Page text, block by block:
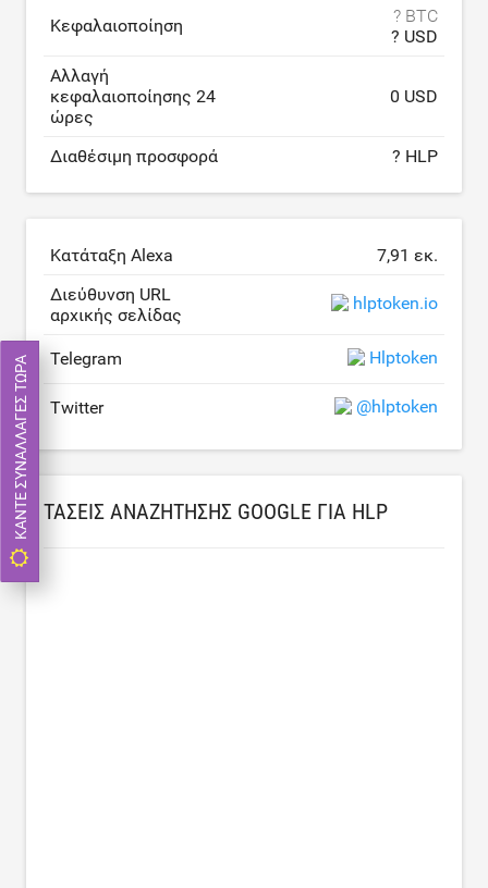
Κεφαλαιοποίηση
? BTC
? USD
Αλλαγή
κεφαλαιοποίησης 24
ώρες
0 USD
Διαθέσιμη προσφορά ? HLP
Κατάταξη Alexa
7,91 εκ.
Διεύθυνση URL
αρχικής σελίδας
hlptoken.io
Telegram Hlptoken
Twitter @hlptoken
ΤΆΣΕΙΣ ΑΝΑΖΉΤΗΣΗΣ GOOGLE ΓΙΑ HLP
ΚΆΝΤΕ ΣΥΝΑΛΛΑΓΈΣ ΤΏΡΑ